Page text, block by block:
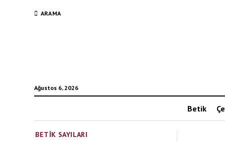
ARAMA
Ağustos 6, 2026
Betik
BETIK SAYILARI